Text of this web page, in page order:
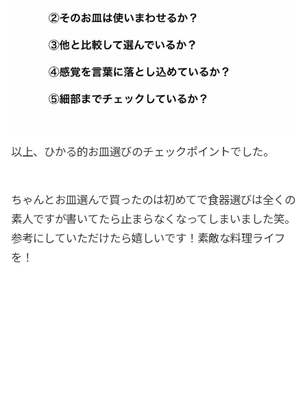
以上、ひかる的お皿選びのチェックポイントでした。
ちゃんとお皿選んで買ったのは初めてで食器選びは全くの
素人ですが書いてたら止まらなくなってしまいました笑。
参考にしていただけたら嬉しいです！素敵な料理ライフ
を！